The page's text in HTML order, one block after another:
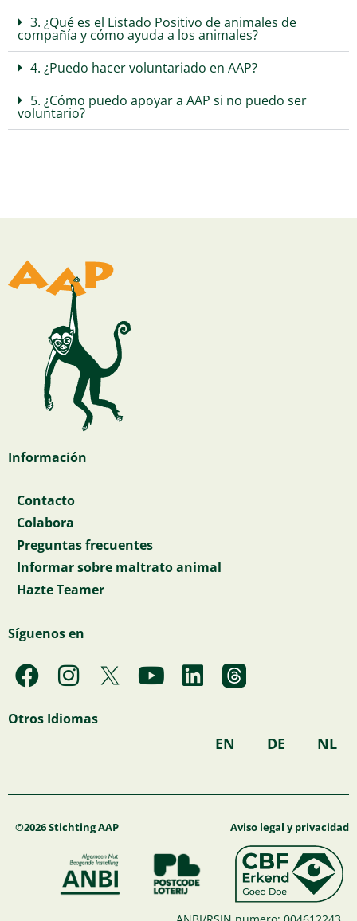
3. ¿Qué es el Listado Positivo de animales de
compañía y cómo ayuda a los animales?
4. ¿Puedo hacer voluntariado en AAP?
5. ¿Cómo puedo apoyar a AAP si no puedo ser
voluntario?
Información
Contacto
Colabora
Preguntas frecuentes
Informar sobre maltrato animal
Hazte Teamer
Síguenos en
F
a
c
o
k
I
n
s
g
a
m
Y
o
b
L
i
d
Otros Idiomas
EN DE NL
©2026 Stichting AAP Aviso legal y privacidad